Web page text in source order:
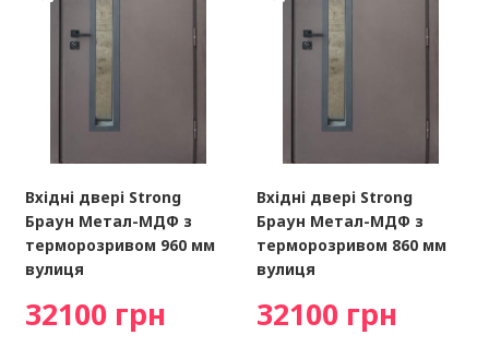
Вхідні двері Strong
Браун Метал-МДФ з
терморозривом 960 мм
вулиця
32100 грн
Вхідні двері Strong
Браун Метал-МДФ з
терморозривом 860 мм
вулиця
32100 грн